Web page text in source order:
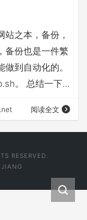
之本，备份，
备份也是一件繁
到自动化的。
。 总结一下
录或文件的备
命令，可
阅读全文
RESERVED.
JIANG